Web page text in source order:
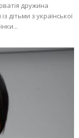
дружина
дітьми з української